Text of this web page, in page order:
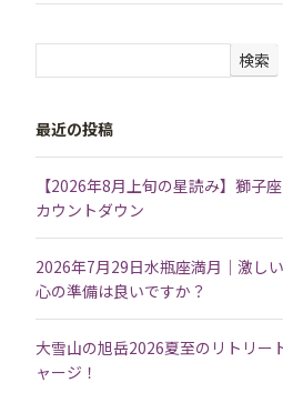
検索
最近の投稿
【2026年8月上旬の星読み】獅子
カウントダウン
2026年7月29日水瓶座満月｜激しい
心の準備は良いですか？
大雪山の旭岳2026夏至のリトリー
ャージ！